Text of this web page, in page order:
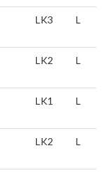
LK3 L
LK2 L
LK1 L
LK2 L